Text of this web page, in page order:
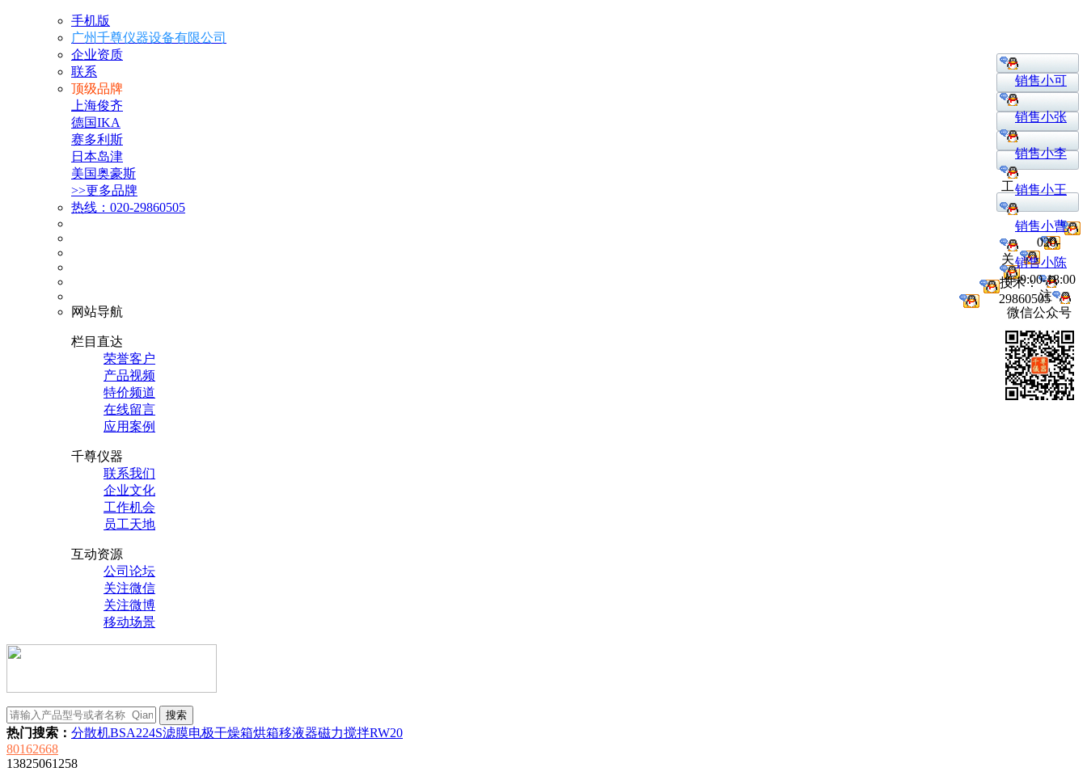
手机版
广州千尊仪器设备有限公司
企业资质
联系
顶级品牌
上海俊齐
德国IKA
赛多利斯
日本岛津
美国奥豪斯
>>更多品牌
热线：020-29860505
网站导航
栏目直达
荣誉客户
产品视频
特价频道
在线留言
应用案例
千尊仪器
联系我们
企业文化
工作机会
员工天地
互动资源
公司论坛
关注微信
关注微博
移动场景
热门搜索： 分散机BSA224S滤膜电极干燥箱烘箱移液器磁力搅拌RW20
80162668
13825061258
销售小可
销售小张
销售小李
销售小王
销售小曹
销售小陈
工
作:9:00-18:00
技术：
020-
29860505
关
注
微信公众号